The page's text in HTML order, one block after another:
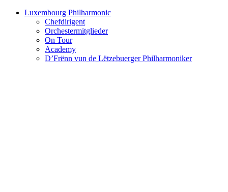
Luxembourg Philharmonic
Chefdirigent
Orchestermitglieder
On Tour
Academy
D’Frënn vun de Lëtzebuerger Philharmoniker